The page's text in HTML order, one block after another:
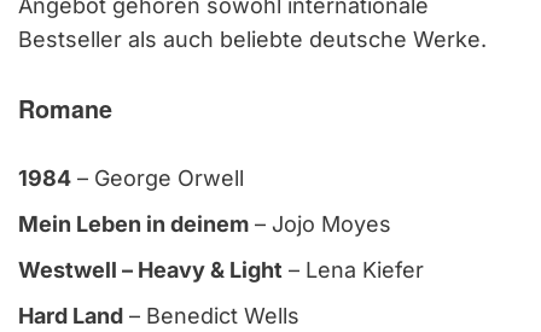
Angebot gehören sowohl internationale
Bestseller als auch beliebte deutsche Werke.
Romane
1984 – George Orwell
Mein Leben in deinem – Jojo Moyes
Westwell – Heavy & Light – Lena Kiefer
Hard Land – Benedict Wells